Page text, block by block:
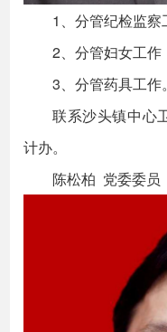
1、分管纪检监察
2、分管妇女工作
3、分管药具工作。
联系沙头镇中心
计办。
陈松柏 党委委员